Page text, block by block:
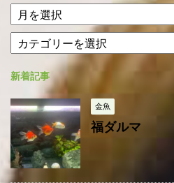
ア
ー
イ
テ
リ
ー
新着記事
金魚
福ダルマ